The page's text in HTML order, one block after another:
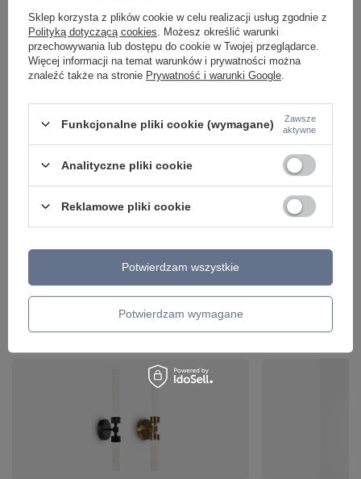
Prostokątna podwójna biała oprawa podtynkowa
LED 3000K Alfa LED DL043-02-10W3K-D-SQ-W
Maytoni
442,00 zł szt.
Okrągła biało-
Alfa LED DL043-01-
229,00 zł
ZOBACZ RÓWNIEŻ
Sklep korzysta z plików cookie w celu realizacji usług zgodnie z
Polityką dotyczącą cookies . Możesz określić warunki
przechowywania lub dostępu do cookie w Twojej przeglądarce.
Więcej informacji na temat warunków i prywatności można
znaleźć także na stronie Prywatność i warunki Google
Funkcjonalne pliki cookie (wymagane)
Zawsze
aktywne
Analityczne pliki cookie
Reklamowe pliki cookie
Potwierdzam wymagane
Potwierdzam wszystkie